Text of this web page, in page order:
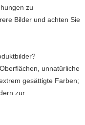
zu
Bilder und achten Sie
unnatürliche
gesättigte Farben;
zur